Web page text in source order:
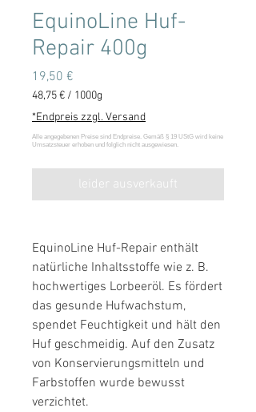
EquinoLine Huf-
Repair 400g
19,50 €
48,75 € / 1000g
48,75 €
pro
1000
*Endpreis zzgl. Versand
leider ausverkauft
EquinoLine Huf-Repair enthält
natürliche Inhaltsstoffe wie z. B.
hochwertiges Lorbeeröl. Es fördert
das gesunde Hufwachstum,
spendet Feuchtigkeit und hält den
Huf geschmeidig. Auf den Zusatz
von Konservierungsmitteln und
Farbstoffen wurde bewusst
verzichtet.